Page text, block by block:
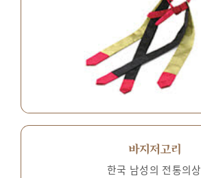
바지저고리
한국 남성의 전통의상